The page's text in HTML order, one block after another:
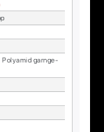
Po­ly­amid garn­ge­